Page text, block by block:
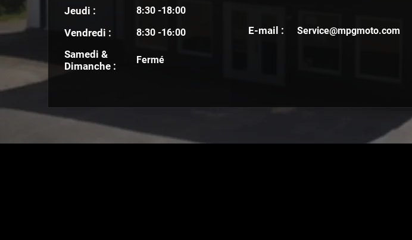
Jeudi : 8:30 -18:00
Vendredi : 8:30 -16:00
Samedi &
Dimanche :
Fermé
E-mail : Service@mpgmoto.com